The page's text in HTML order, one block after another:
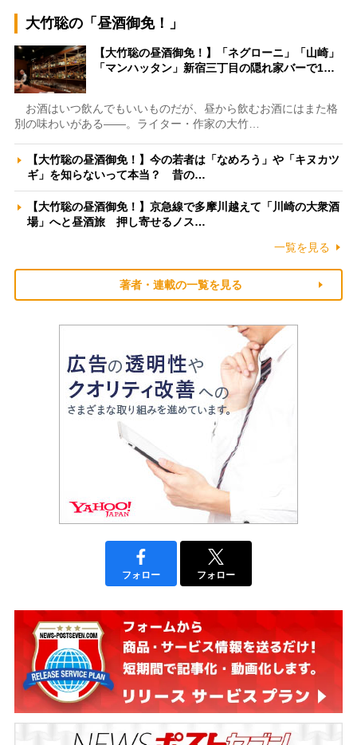
大竹聡の「昼酒御免！」
【大竹聡の昼酒御免！】「ネグローニ」「山崎」
「マンハッタン」新宿三丁目の隠れ家バーで1…
お酒はいつ飲んでもいいものだが、昼から飲むお酒にはまた格
別の味わいがある――。ライター・作家の大竹…
【大竹聡の昼酒御免！】今の若者は「なめろう」や「キヌカツ
ギ」を知らないって本当？ 昔の…
【大竹聡の昼酒御免！】京急線で多摩川越えて「川崎の大衆酒
場」へと昼酒旅 押し寄せるノス…
一覧を見る
著者・連載の一覧を見る
フォロー フォロー